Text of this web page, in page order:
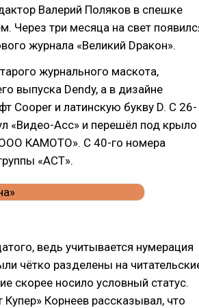
Валерий Поляков в спешке
Через три месяца на свет
журнала «Великий Dракон».
журнального маскота,
выпуска Dendy, а в дизайне
Cooper и латинскую букву D. С 26-
«Видео-Асс» и перешёл под крыло
КАМОТО». С 40-го номера
«АСТ».
ведь учитывается нумерация
чётко разделены на
скорее носило условный статус.
Корнеев рассказывал, что